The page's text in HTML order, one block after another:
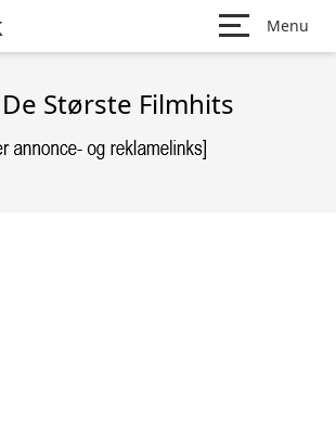
Menu
Største Filmhits